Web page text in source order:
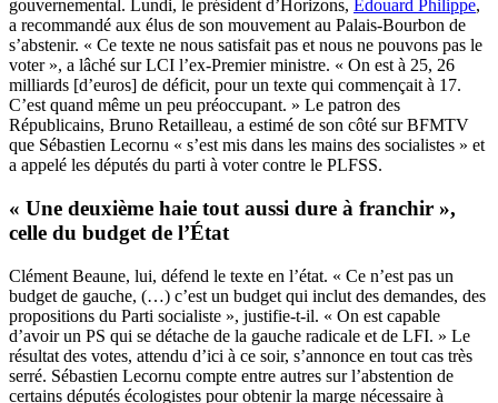
gouvernemental. Lundi, le président d’Horizons, Édouard Philippe,
a recommandé aux élus de son mouvement au Palais-Bourbon de
s’abstenir. « Ce texte ne nous satisfait pas et nous ne pouvons pas le
voter », a lâché sur LCI l’ex-Premier ministre. « On est à 25, 26
milliards [d’euros] de déficit, pour un texte qui commençait à 17.
C’est quand même un peu préoccupant. » Le patron des
Républicains, Bruno Retailleau, a estimé de son côté sur BFMTV
que Sébastien Lecornu « s’est mis dans les mains des socialistes » et
a appelé les députés du parti à voter contre le PLFSS.
« Une deuxième haie tout aussi dure à franchir »,
celle du budget de l’État
Clément Beaune, lui, défend le texte en l’état. « Ce n’est pas un
budget de gauche, (…) c’est un budget qui inclut des demandes, des
propositions du Parti socialiste », justifie-t-il. « On est capable
d’avoir un PS qui se détache de la gauche radicale et de LFI. » Le
résultat des votes, attendu d’ici à ce soir, s’annonce en tout cas très
serré. Sébastien Lecornu compte entre autres sur l’abstention de
certains députés écologistes pour obtenir la marge nécessaire à